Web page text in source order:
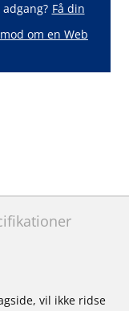
Få din
om en Web
vil ikke ridse